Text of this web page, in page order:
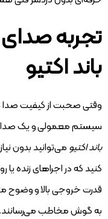
تجربه صدای
باند اکتیو
وقتی صحبت از کیفیت صدا
سیستم معمولی و یک
باند اکتیو می‌توانید بدون
کنید که در اجراهای زنده
قدرت خروجی بالا و وضوح
به گوش مخاطب می‌رسانند.